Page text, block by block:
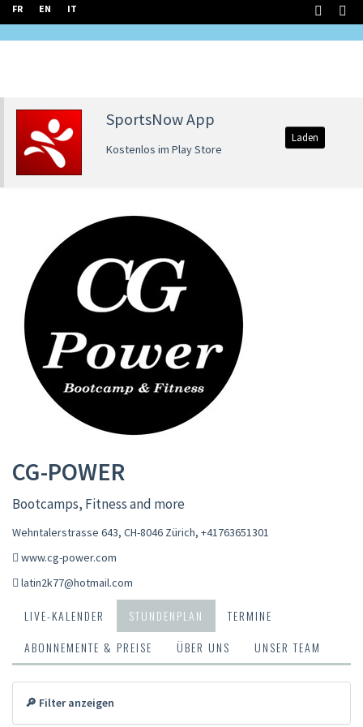
FR EN IT
SportsNow App
Kostenlos im Play Store
Laden
CG-POWER
Bootcamps, Fitness and more
Wehntalerstrasse 643, CH-8046 Zürich, +41763651301
www.cg-power.com
latin2k77@hotmail.com
LIVE-KALENDER STUNDENPLAN
TERMINE
ABONNEMENTE & PREISE
ÜBER UNS UNSER TEAM
🔎 Filter anzeigen